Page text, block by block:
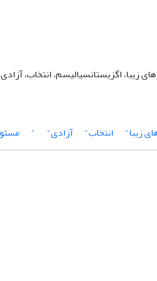
زیبا، اگزیستانسیالیسم، انتخاب،
زیبا" انتخاب" آزادی" "